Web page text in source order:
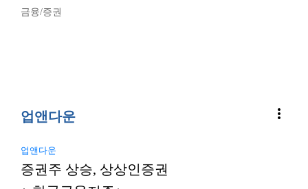
금융/증권
업앤다운 more_vert
업앤다운
증권주 상승, 상상인증권